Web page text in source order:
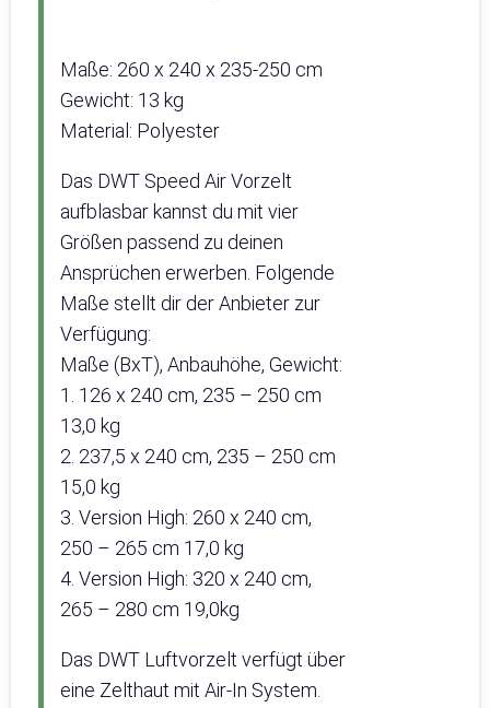
Maße: 260 x 240 x 235-250 cm
Gewicht: 13 kg
Material: Polyester
Das DWT Speed Air Vorzelt
aufblasbar kannst du mit vier
Größen passend zu deinen
Ansprüchen erwerben. Folgende
Maße stellt dir der Anbieter zur
Verfügung:
Maße (BxT), Anbauhöhe, Gewicht:
1. 126 x 240 cm, 235 – 250 cm
13,0 kg
2. 237,5 x 240 cm, 235 – 250 cm
15,0 kg
3. Version High: 260 x 240 cm,
250 – 265 cm 17,0 kg
4. Version High: 320 x 240 cm,
265 – 280 cm 19,0kg
Das DWT Luftvorzelt verfügt über
eine Zelthaut mit Air-In System.